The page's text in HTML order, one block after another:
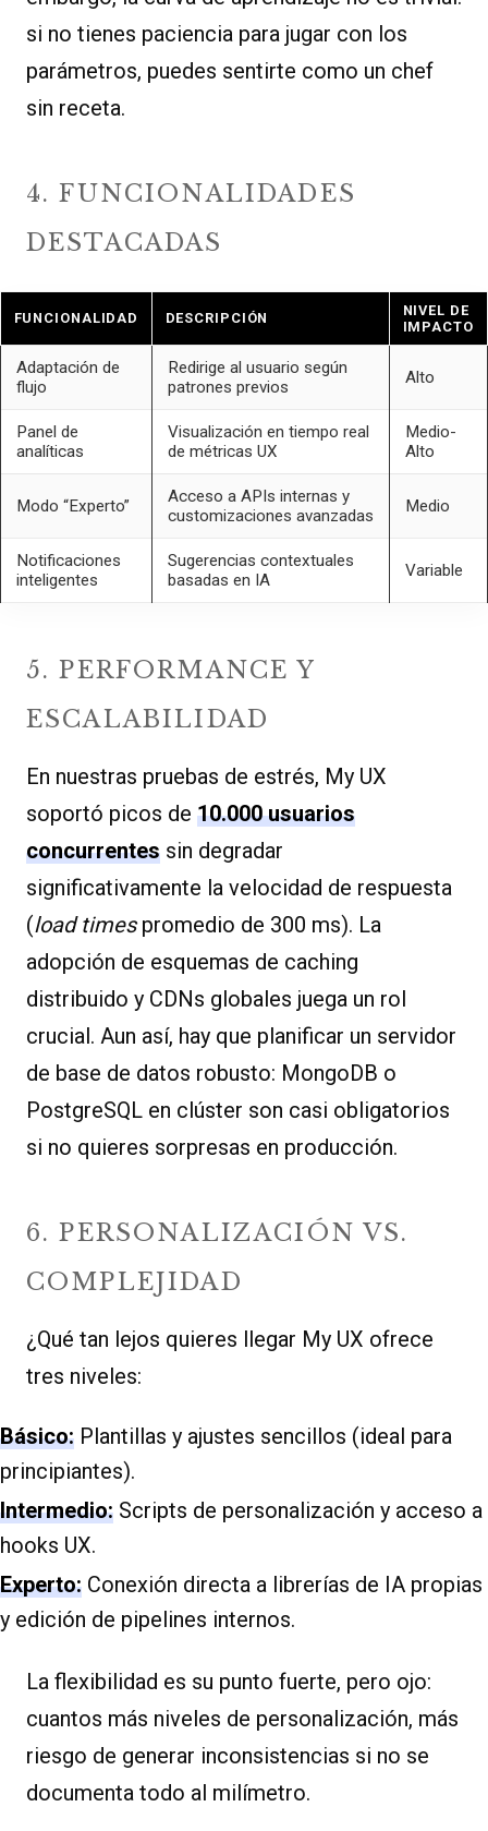
si no tienes paciencia para jugar con los
parámetros, puedes sentirte como un chef
sin receta.
4. FUNCIONALIDADES
DESTACADAS
FUNCIONALIDAD DESCRIPCIÓN
NIVEL DE
IMPACTO
Adaptación de
flujo
Redirige al usuario según
patrones previos
Alto
Panel de
analíticas
Visualización en tiempo real
de métricas UX
Medio-
Alto
Modo “Experto”
Acceso a APIs internas y
customizaciones avanzadas
Medio
Notificaciones
inteligentes
Sugerencias contextuales
basadas en IA
Variable
5. PERFORMANCE Y
ESCALABILIDAD
En nuestras pruebas de estrés, My UX
soportó picos de 10.000 usuarios
concurrentes sin degradar
significativamente la velocidad de respuesta
(load timespromedio de 300 ms). La
adopción de esquemas de caching
distribuido y CDNs globales juega un rol
crucial. Aun así, hay que planificar un servidor
de base de datos robusto: MongoDB o
PostgreSQL en clúster son casi obligatorios
si no quieres sorpresas en producción.
6. PERSONALIZACIÓN VS.
COMPLEJIDAD
¿Qué tan lejos quieres llegar My UX ofrece
tres niveles:
Básico: Plantillas y ajustes sencillos (ideal para
principiantes).
Intermedio: Scripts de personalización y acceso a
hooks UX.
Experto: Conexión directa a librerías de IA propias
y edición de pipelines internos.
La flexibilidad es su punto fuerte, pero ojo:
cuantos más niveles de personalización, más
riesgo de generar inconsistencias si no se
documenta todo al milímetro.